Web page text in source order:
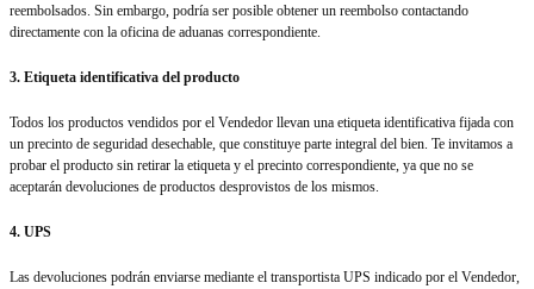
reembolsados. Sin embargo, podría ser posible obtener un reembolso contactando
directamente con la oficina de aduanas correspondiente.
3. Etiqueta identificativa del producto
Todos los productos vendidos por el Vendedor llevan una etiqueta identificativa fijada con
un precinto de seguridad desechable, que constituye parte integral del bien. Te invitamos a
probar el producto sin retirar la etiqueta y el precinto correspondiente, ya que no se
aceptarán devoluciones de productos desprovistos de los mismos.
4. UPS
Las devoluciones podrán enviarse mediante el transportista UPS indicado por el Vendedor,